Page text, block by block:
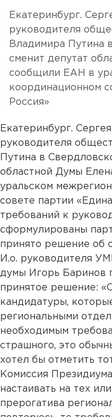
Екатеринбург.
руководителя
Владимира Путина
сменит депутат
сообщили ЕАН в
координационном
Россия»
Екатеринбург.
руководителя
Путина в
областной Думы
уральском
совете партии
требований к
сформулированы
принято решение об
И.о. руководителя
думы Игорь Баринов
принятое решение:
кандидатуры,
региональными
необходимым
страшного, это
хотел бы отметить
Комиссия
настаивать на тех
прерогатива